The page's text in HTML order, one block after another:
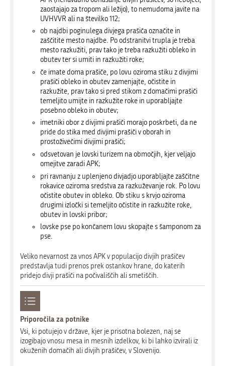
zaostajajo za tropom ali ležijo), to nemudoma javite na
UVHVVR ali na številko 112;
ob najdbi poginulega divjega prašiča označite in
zaščitite mesto najdbe. Po odstranitvi trupla je treba
mesto razkužiti, prav tako je treba razkužiti obleko in
obutev ter si umiti in razkužiti roke;
če imate doma prašiče, po lovu oziroma stiku z divjimi
prašiči obleko in obutev zamenjajte, očistite in
razkužite, prav tako si pred stikom z domačimi prašiči
temeljito umijte in razkužite roke in uporabljajte
posebno obleko in obutev;
imetniki obor z divjimi prašiči morajo poskrbeti, da ne
pride do stika med divjimi prašiči v oborah in
prostoživečimi divjimi prašiči;
odsvetovan je lovski turizem na območjih, kjer veljajo
omejitve zaradi APK;
pri ravnanju z uplenjeno divjadjo uporabljajte zaščitne
rokavice oziroma sredstva za razkuževanje rok. Po lovu
očistite obutev in obleko. Ob stiku s krvjo oziroma
drugimi izločki si temeljito očistite in razkužite roke,
obutev in lovski pribor;
lovske pse po končanem lovu skopajte s šamponom za
pse.
Veliko nevarnost za vnos APK v populacijo divjih prašičev
predstavlja tudi prenos prek ostankov hrane, do katerih
pridejo divji prašiči na počivališčih ali smetiščih.
Priporočila za potnike
Vsi, ki potujejo v države, kjer je prisotna bolezen, naj se
izogibajo vnosu mesa in mesnih izdelkov, ki bi lahko izvirali iz
okuženih domačih ali divjih prašičev, v Slovenijo.